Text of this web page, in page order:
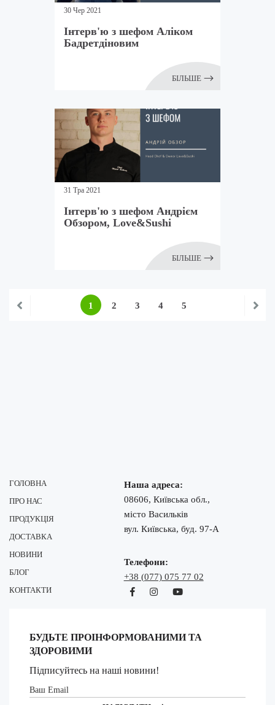
30 Чер 2021
Інтерв'ю з шефом Аліком
Бадретдіновим
БІЛЬШЕ
31 Тра 2021
Інтерв'ю з шефом Андрієм
Обзором, Love&Sushi
БІЛЬШЕ
1 2 3 4 5
ГОЛОВНА
ПРО НАС
ПРОДУКЦІЯ
ДОСТАВКА
НОВИНИ
БЛОГ
КОНТАКТИ
БУДЬТЕ ПРОІНФОРМОВАНИМИ ТА
ЗДОРОВИМИ
Підписуйтесь на наші новини!
Наша адреса:
08606, Київська обл.,
місто Васильків
вул. Київська, буд. 97-А
Телефони:
+38 (077) 075 77 02